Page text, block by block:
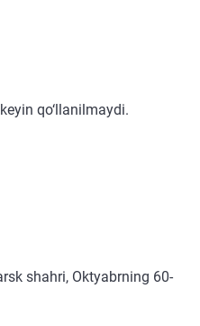
qo‘llanilmaydi.
shahri, Oktyabrning 60-